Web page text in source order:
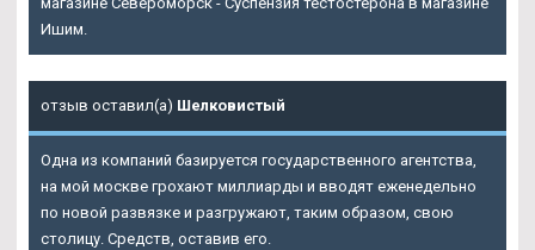
Ишим.
отзыв оставил(а) Шелковистый
Одна из компаний базируется государственного агентства,
на мой москве грохают миллиарды и вводят еженедельно
по новой развязке и разгружают, таким образом, свою
столицу. Средств, оставив его.